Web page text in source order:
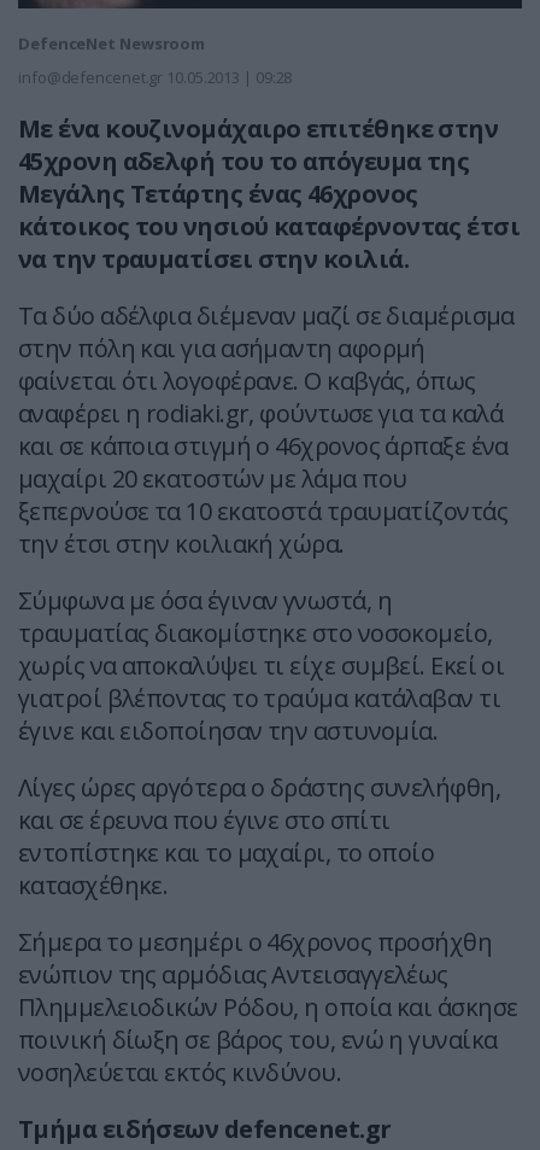
DefenceNet Newsroom
info@defencenet.gr 10.05.2013 | 09:28
Με ένα κουζινομάχαιρο επιτέθηκε στην
45χρονη αδελφή του το απόγευμα της
Μεγάλης Τετάρτης ένας 46χρονος
κάτοικος του νησιού καταφέρνοντας έτσι
να την τραυματίσει στην κοιλιά.
Τα δύο αδέλφια διέμεναν μαζί σε διαμέρισμα
στην πόλη και για ασήμαντη αφορμή
φαίνεται ότι λογοφέρανε. Ο καβγάς, όπως
αναφέρει η rodiaki.gr, φούντωσε για τα καλά
και σε κάποια στιγμή ο 46χρονος άρπαξε ένα
μαχαίρι 20 εκατοστών με λάμα που
ξεπερνούσε τα 10 εκατοστά τραυματίζοντάς
την έτσι στην κοιλιακή χώρα.
Σύμφωνα με όσα έγιναν γνωστά, η
τραυματίας διακομίστηκε στο νοσοκομείο,
χωρίς να αποκαλύψει τι είχε συμβεί. Εκεί οι
γιατροί βλέποντας το τραύμα κατάλαβαν τι
έγινε και ειδοποίησαν την αστυνομία.
Λίγες ώρες αργότερα ο δράστης συνελήφθη,
και σε έρευνα που έγινε στο σπίτι
εντοπίστηκε και το μαχαίρι, το οποίο
κατασχέθηκε.
Σήμερα το μεσημέρι ο 46χρονος προσήχθη
ενώπιον της αρμόδιας Αντεισαγγελέως
Πλημμελειοδικών Ρόδου, η οποία και άσκησε
ποινική δίωξη σε βάρος του, ενώ η γυναίκα
νοσηλεύεται εκτός κινδύνου.
Τμήμα ειδήσεων defencenet.gr